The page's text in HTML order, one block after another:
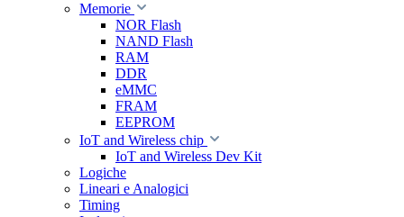
Memorie
NOR Flash
NAND Flash
RAM
DDR
eMMC
FRAM
EEPROM
IoT and Wireless chip
IoT and Wireless Dev Kit
Logiche
Lineari e Analogici
Timing